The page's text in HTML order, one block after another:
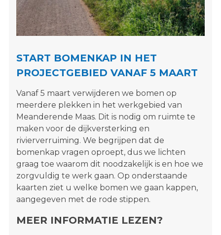
START BOMENKAP IN HET
PROJECTGEBIED VANAF 5 MAART
Vanaf 5 maart verwijderen we bomen op
meerdere plekken in het werkgebied van
Meanderende Maas. Dit is nodig om ruimte te
maken voor de dijkversterking en
rivierverruiming. We begrijpen dat de
bomenkap vragen oproept, dus we lichten
graag toe waarom dit noodzakelijk is en hoe we
zorgvuldig te werk gaan. Op onderstaande
kaarten ziet u welke bomen we gaan kappen,
aangegeven met de rode stippen.
MEER INFORMATIE LEZEN?